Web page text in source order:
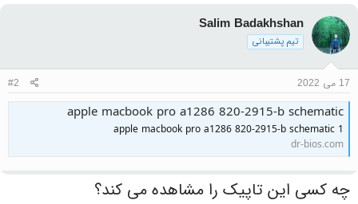
Salim Badakhshan
تیم پشتیبانی
17 می 2022 #2
apple macbook pro a1286 820-2915-b schematic
apple macbook pro a1286 820-2915-b schematic 1
dr-bios.com
چه کسی این تاپیک را مشاهده می کند؟